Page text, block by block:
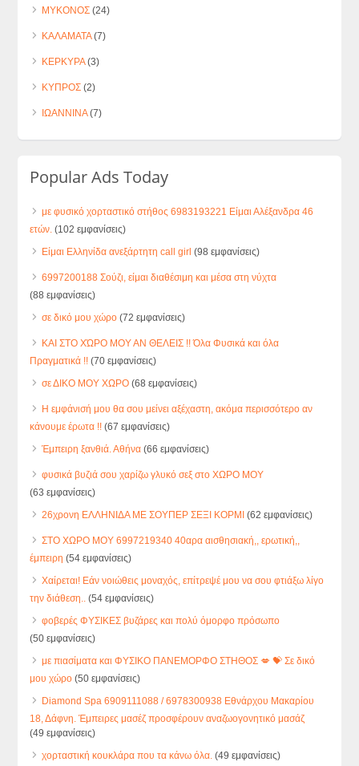
ΜΥΚΟΝΟΣ (24)
ΚΑΛΑΜΑΤΑ(7)
ΚΕΡΚΥΡΑ(3)
ΚΥΠΡΟΣ (2)
ΙΩΑΝΝΙΝΑ(7)
Popular Ads Today
με φυσικό χορταστικό στήθος 6983193221 Είμαι Αλέξανδρα 46
ετών. (102 εμφανίσεις)
Είμαι Ελληνίδα ανεξάρτητη call girl (98 εμφανίσεις)
6997200188 Σούζι, είμαι διαθέσιμη και μέσα στη νύχτα
(88 εμφανίσεις)
σε δικό μου χώρο (72 εμφανίσεις)
ΚΑΙ ΣΤΟ ΧΏΡΟ ΜΟΥ ΑΝ ΘΕΛΕΙΣ !! Όλα Φυσικά και όλα
Πραγματικά !! (70 εμφανίσεις)
σε ΔΙΚΟ ΜΟΥ ΧΩΡΟ (68 εμφανίσεις)
Η εμφάνισή μου θα σου μείνει αξέχαστη, ακόμα περισσότερο αν
κάνουμε έρωτα !! (67 εμφανίσεις)
Έμπειρη ξανθιά. Αθήνα (66 εμφανίσεις)
φυσικά βυζιά σου χαρίζω γλυκό σεξ στο ΧΩΡΟ ΜΟΥ
(63 εμφανίσεις)
26χρονη ΕΛΛΗΝΙΔΑ ΜΕ ΣΟΥΠΕΡ ΣΕΞΙ ΚΟΡΜΙ (62 εμφανίσεις)
ΣΤΟ ΧΩΡΟ ΜΟΥ 6997219340 40αρα αισθησιακή,, ερωτική,,
έμπειρη (54 εμφανίσεις)
Χαίρεται! Εάν νοιώθεις μοναχός, επίτρεψέ μου να σου φτιάξω λίγο
την διάθεση..
(54 εμφανίσεις)
φοβερές ΦΥΣΙΚΕΣ βυζάρες και πολύ όμορφο πρόσωπο
(50 εμφανίσεις)
με πιασίματα και ΦΥΣΙΚΟ ΠΑΝΕΜΟΡΦΟ ΣΤΗΘΟΣ 💋 💝 Σε δικό
μου χώρο (50 εμφανίσεις)
Diamond Spa 6909111088 / 6978300938 Εθνάρχου Μακαρίου
18, Δάφνη. Έμπειρες μασέζ προσφέρουν αναζωογονητικό μασάζ
(49 εμφανίσεις)
χορταστική κουκλάρα που τα κάνω όλα. (49 εμφανίσεις)